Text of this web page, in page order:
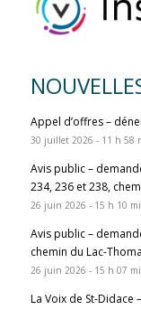
Appel d’offres –
30 juillet 2026 - 11 h 58
Avis public –
234, 236 et 238,
26 juin 2026 - 15 h 10
Avis public –
chemin du Lac-
26 juin 2026 - 15 h 07
La Voix de St-Didace